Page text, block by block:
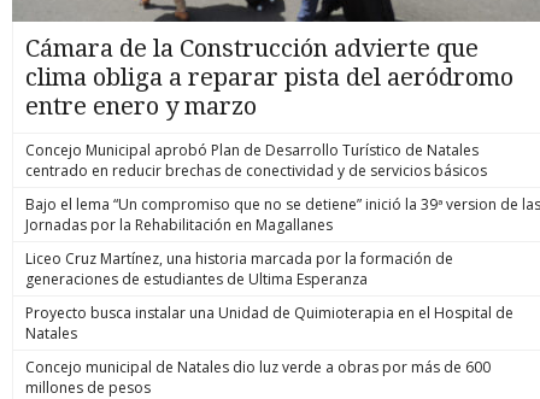
Cámara de la Construcción advierte que
clima obliga a reparar pista del aeródromo
entre enero y marzo
Concejo Municipal aprobó Plan de Desarrollo Turístico de Natales
centrado en reducir brechas de conectividad y de servicios básicos
Bajo el lema “Un compromiso que no se detiene” inició la 39ª version de las
Jornadas por la Rehabilitación en Magallanes
Liceo Cruz Martínez, una historia marcada por la formación de
generaciones de estudiantes de Ultima Esperanza
Proyecto busca instalar una Unidad de Quimioterapia en el Hospital de
Natales
Concejo municipal de Natales dio luz verde a obras por más de 600
millones de pesos